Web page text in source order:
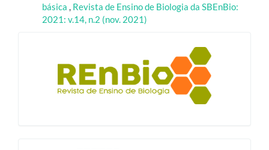
básica
Revista de Ensino de Biologia da SBEnBio:
2021: v.14, n.2 (nov. 2021)